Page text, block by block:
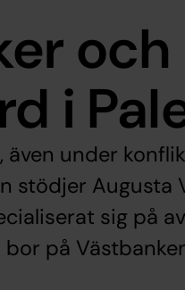
och
i
under
stödjer Augusta
sig på
på